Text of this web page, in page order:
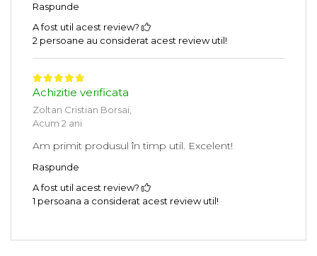
Raspunde
A fost util acest review?
2 persoane au considerat acest review util!
Achizitie verificata
Zoltan Cristian Borsai,
Acum 2 ani
Am primit produsul în timp util. Excelent!
Raspunde
A fost util acest review?
1 persoana a considerat acest review util!